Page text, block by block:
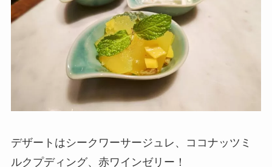
デザートはシークワーサージュレ、ココナッツミ
ルクプディング、赤ワインゼリー！